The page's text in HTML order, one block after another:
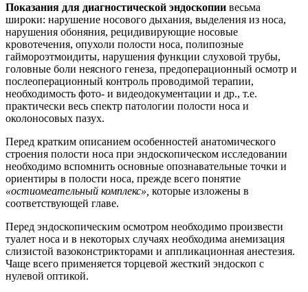
Показания для диагностической эндоскопии весьма
широки: нарушение носового дыхания, выделения из носа,
нарушения обоняния, рецидивирующие носовые
кровотечения, опухоли полости носа, полипозные
гаймороэтмоидиты, нарушения функции слуховой трубы,
головные боли неясного генеза, предоперационный осмотр и
послеоперационный контроль проводимой терапии,
необходимость фото- и видеодокументации и др., т.е.
практически весь спектр патологии полости носа и
околоносовых пазух.
Перед кратким описанием особенностей анатомического
строения полости носа при эндоскопическом исследовании
необходимо вспомнить основные опознавательные точки и
ориентиры в полости носа, прежде всего понятие
«остиомеательный комплекс», которые изложены в
соответствующей главе.
Перед эндоскопическим осмотром необходимо произвести
туалет носа и в некоторых случаях необходима анемизация
слизистой вазоконстрикторами и аппликационная анестезия.
Чаще всего применяется торцевой жесткий эндоскоп с
нулевой оптикой.